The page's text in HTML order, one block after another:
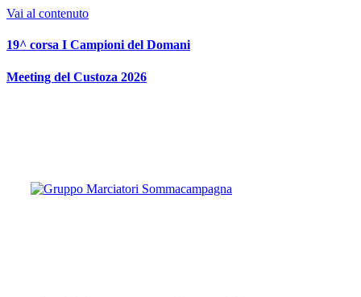
Vai al contenuto
19^ corsa I Campioni del Domani
Meeting del Custoza 2026